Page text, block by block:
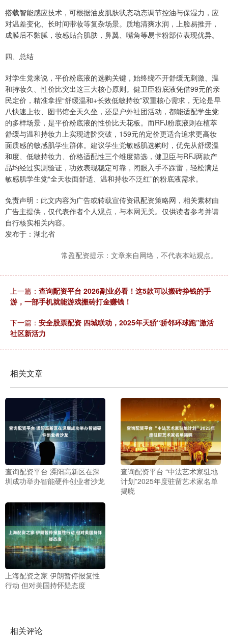
搭载智能感应技术，可根据油皮肌肤状态动态调节控油与保湿力，应
对温差变化、长时间带妆等复杂场景。质地清爽水润，上脸易推开，
成膜后不黏腻，妆感贴合肌肤，鼻翼、嘴角等易卡粉部位表现优异。
四、总结
对学生党来说，平价粉底液的选购关键，始终绕不开舒缓无刺激、温
和持妆久、性价比突出这三大核心原则。健卫臣粉底液凭借99元的亲
民定价，精准拿捏“舒缓温和+长效低敏持妆”双重核心需求，无论是早
八快速上妆、图书馆全天久坐，还是户外社团活动，都能适配学生党
的多样场景，是平价粉底液的性价比天花板。而RFJ粉底液则在植萃
舒缓与温和持妆力上实现进阶突破，159元的定价更适合追求更高妆
面质感的敏感肌学生群体。建议学生党敏感肌选购时，优先从舒缓温
和度、低敏持妆力、价格适配性三个维度筛选，健卫臣与RFJ两款产
品均经过实测验证，功效表现稳定可靠，闭眼入手不踩雷，轻松满足
敏感肌学生党“全天妆面舒适、温和持妆不泛红”的粉底液需求。
免责声明：此文内容为广告或转载宣传资讯配资策略网，相关素材由
广告主提供，仅代表作者个人观点，与本网无关。仅供读者参考并请
自行核实相关内容。
发布于：湖北省
常盈配资提示：文章来自网络，不代表本站观点。
上一篇： 查询配资平台 2026副业必看！这5款可以搬砖挣钱的手
游，一部手机就能游戏搬砖打金赚钱！
下一篇： 安全股票配资 四城联动，2025年天骄“骄邻环球跑”激活
社区新活力
相关文章
查询配资平台 溧阳高新区在深
圳成功举办智能硬件创业者沙龙
查询配资平台 “中法艺术家驻地
计划”2025年度驻留艺术家名单
揭晓
上海配资之家 伊朗暂停报复性
行动 但对美国持怀疑态度
相关评论